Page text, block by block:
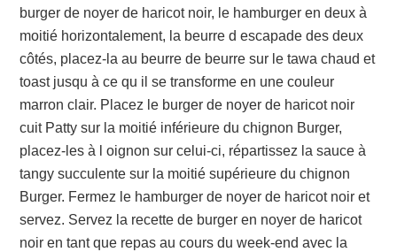
burger de noyer de haricot noir, le hamburger en deux à
moitié horizontalement, la beurre d escapade des deux
côtés, placez-la au beurre de beurre sur le tawa chaud et
toast jusqu à ce qu il se transforme en une couleur
marron clair. Placez le burger de noyer de haricot noir
cuit Patty sur la moitié inférieure du chignon Burger,
placez-les à l oignon sur celui-ci, répartissez la sauce à
tangy succulente sur la moitié supérieure du chignon
Burger. Fermez le hamburger de noyer de haricot noir et
servez. Servez la recette de burger en noyer de haricot
noir en tant que repas au cours du week-end avec la